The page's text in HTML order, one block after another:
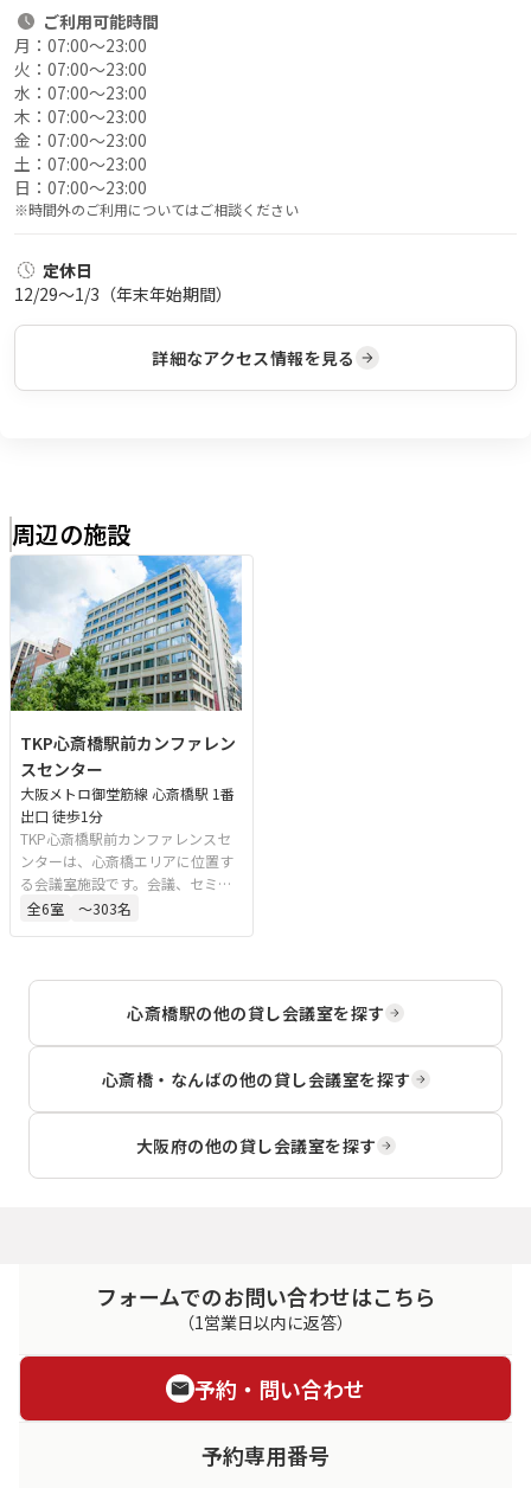
ご利用可能時間
月： 07:00〜23:00
火： 07:00〜23:00
水： 07:00〜23:00
木： 07:00〜23:00
金： 07:00〜23:00
土： 07:00〜23:00
日： 07:00〜23:00
※時間外のご利用についてはご相談ください
定休日
12/29～1/3（年末年始期間）
詳細なアクセス情報を見る
周辺の施設
TKP心斎橋駅前カンファレン
スセンター
大阪メトロ御堂筋線 心斎橋駅 1番
出口 徒歩1分
TKP心斎橋駅前カンファレンスセ
ンターは、心斎橋エリアに位置す
る会議室施設です。会議、セミナ
ー、研修、懇親会など、目的に応
貫したサポート体制を整えていま
す。
全6室 〜303名
心斎橋駅の他の貸し会議室を探す
心斎橋・なんばの他の貸し会議室を探す
大阪府の他の貸し会議室を探す
フォームでのお問い合わせはこちら
（1営業日以内に返答）
予約・問い合わせ
予約専用番号